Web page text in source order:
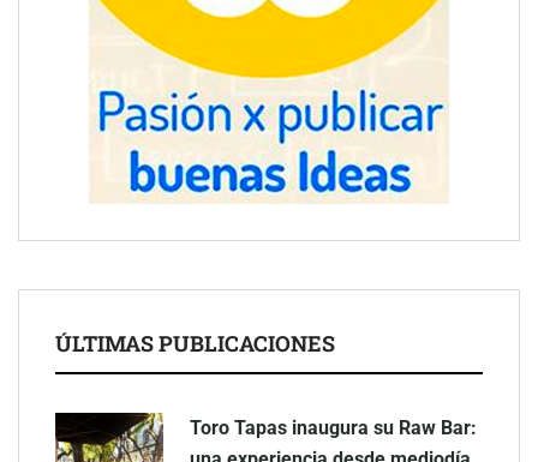
ÚLTIMAS PUBLICACIONES
Toro Tapas inaugura su Raw Bar: